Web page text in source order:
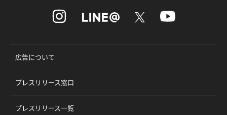
広告について
プレスリリース窓口
プレスリリース一覧